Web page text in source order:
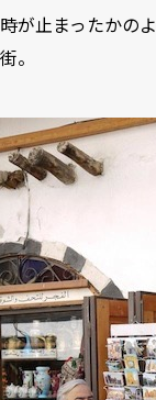
時が止まったかの
街。